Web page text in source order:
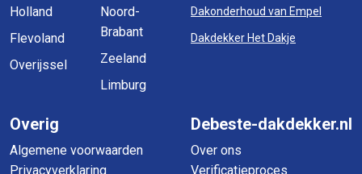
Holland
Flevoland
Overijssel
Noord-
Brabant
Zeeland
Limburg
Dakonderhoud van Empel
Dakdekker Het Dakje
Overig
Algemene voorwaarden
Privacyverklaring
Debeste-dakdekker.nl
Over ons
Verificatieproces